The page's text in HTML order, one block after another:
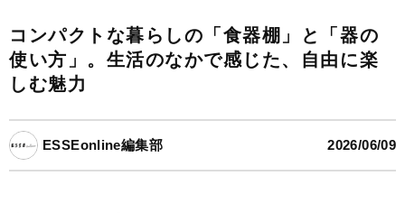
コンパクトな暮らしの「食器棚」と「器の
使い方」。生活のなかで感じた、自由に楽
しむ魅力
ESSEonline編集部 2026/06/09